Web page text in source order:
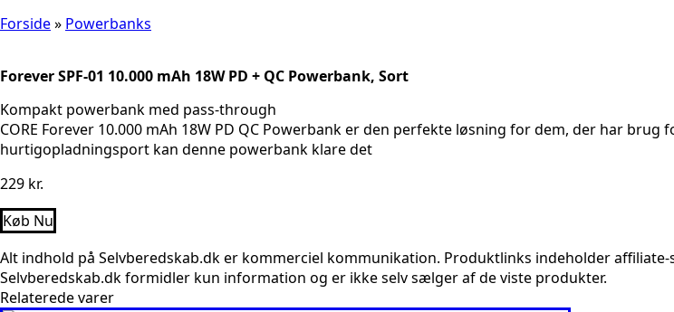
Forside» Powerbanks
Forever SPF-01 10.000 mAh 18W PD + QC Powerbank, Sort
Kompakt powerbank med pass-through
CORE Forever 10.000 mAh 18W PD QC Powerbank er den perfekte løsning for dem, der har
hurtigopladningsport kan denne powerbank klare det
229 kr.
Køb Nu
Alt indhold på Selvberedskab.dk er kommerciel kommunikation. Produktlinks indeholder
Selvberedskab.dk formidler kun information og er ikke selv sælger af de viste produkter.
Relaterede varer